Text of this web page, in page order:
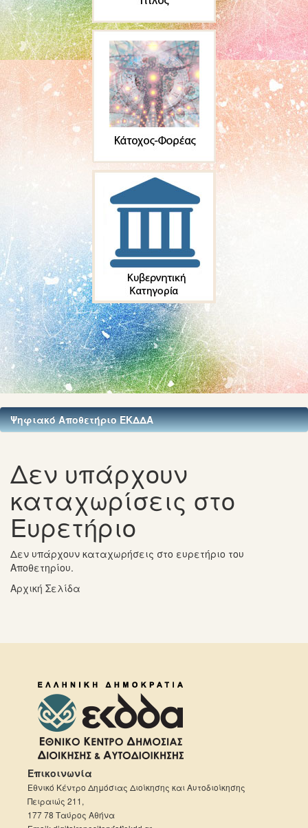
Ψηφιακό Αποθετήριο ΕΚΔΔΑ
Δεν υπάρχουν
καταχωρίσεις στο
Ευρετήριο
Δεν υπάρχουν καταχωρήσεις στο ευρετήριο του
Αποθετηρίου.
Αρχική Σελίδα
Επικοινωνία
Εθνικό Κέντρο Δημόσιας Διοίκησης και Αυτοδιοίκησης
Πειραιώς 211,
177 78 Ταύρος Αθήνα